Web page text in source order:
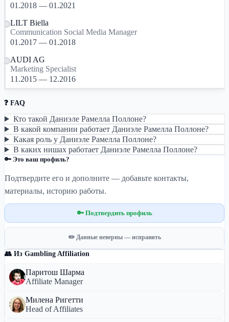
01.2018 — 01.2021
LILT Biella
Communication Social Media Manager
01.2017 — 01.2018
AUDI AG
Marketing Specialist
11.2015 — 12.2016
❓ FAQ
Кто такой Даниэле Рамелла Поллоне?
В какой компании работает Даниэле Рамелла Поллоне?
Какая роль у Даниэле Рамелла Поллоне?
В каких нишах работает Даниэле Рамелла Поллоне?
🔑 Это ваш профиль?
Подтвердите его и дополните — добавьте контакты,
материалы, историю работы.
🔑 Подтвердить профиль
✏️ Данные неверны — исправить
👥 Из Gambling Affiliation
Паритош Шарма
Affiliate Manager
Милена Ригетти
Head of Affiliates